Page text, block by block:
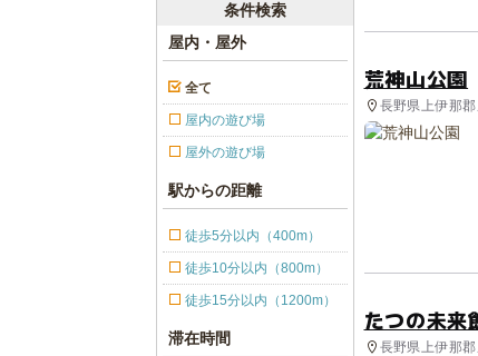
荒神山公園
長野県上伊那
たつの未来
長野県上伊那
条件検索
屋内・屋外
全て
屋内の遊び場
屋外の遊び場
駅からの距離
徒歩5分以内（400m）
徒歩10分以内（800m）
徒歩15分以内（1200m）
滞在時間